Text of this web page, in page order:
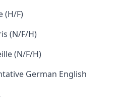
(H/F)
(N/F/H)
(N/F/H)
German English